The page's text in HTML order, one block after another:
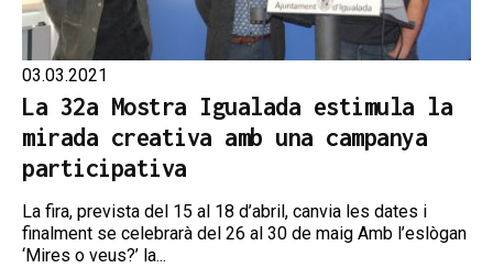
03.03.2021
La 32a Mostra Igualada estimula la
mirada creativa amb una campanya
participativa
La fira, prevista del 15 al 18 d’abril, canvia les dates i
finalment se celebrarà del 26 al 30 de maig Amb l’eslògan
‘Mires o veus?’ la...